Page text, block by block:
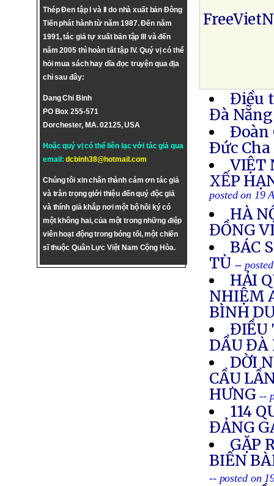
Thép Đen tập I và II do nhà xuất bản Đông
Tiến phát hành từ năm 1987. Đến năm
1991, tác giả tự xuất bản tập III và đến
năm 2005 thì hoàn tất tập IV. Quý vị có thể
hỏi mua sách hay dĩa đọc truyện qua địa
chỉ sau đây:
Dang Chi Binh
PO Box 255-571
Dorchester, MA. 02125, USA
Hoặc quý vị có thể liên lạc với tác giả qua
email:dcbinh38@hotmail.com
Chúng tôi xin chân thành cám ơn tác giả
và trân trọng giới thiệu đến quý độc giả
và thính giả khắp nơi một bộ hồi ký có
một không hai, của một trong những điệp
viên hoạt động trong bóng tối, một chiến
sĩ thuộc Quân Lực Việt Nam Cộng Hòa.
Điều
Đà Nẵng
Ðoàn
Ðức
VIỆT
XẾP
posted on 19
HÀ
ĐỒNG
BÁC
TÙ --
HẢI
NHIỆM
BÌNH
ĐIỀU
DẦU ĐÀ
DỜI
CẦU
HƯNG --
114
ĐẢNG
GẶP
BIẾN
-- posted on